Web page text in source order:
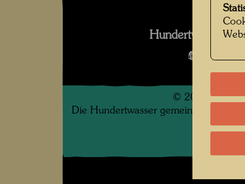
Hundertwasser in
© 2026
Die Hundertwasser gemeinnützige